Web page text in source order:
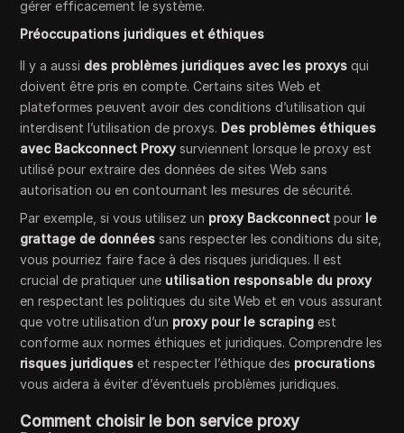
gérer efficacement le système.
Préoccupations juridiques et éthiques
Il y a aussi des problèmes juridiques avec les proxys qui
doivent être pris en compte. Certains sites Web et
plateformes peuvent avoir des conditions d’utilisation qui
interdisent l’utilisation de proxys. Des problèmes éthiques
avec Backconnect Proxysurviennent lorsque le proxy est
utilisé pour extraire des données de sites Web sans
autorisation ou en contournant les mesures de sécurité.
Par exemple, si vous utilisez un proxy Backconnect pour le
grattage de données sans respecter les conditions du site,
vous pourriez faire face à des risques juridiques. Il est
crucial de pratiquer une utilisation responsable du proxy
en respectant les politiques du site Web et en vous assurant
que votre utilisation d’un proxy pour le scraping est
conforme aux normes éthiques et juridiques. Comprendre les
risques juridiques et respecter l’éthique des procurations
vous aidera à éviter d’éventuels problèmes juridiques.
Comment choisir le bon service proxy